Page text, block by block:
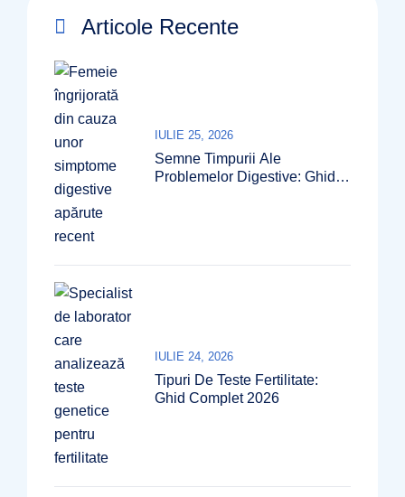
Articole Recente
Semne Timpurii Ale
Problemelor Digestive: Ghid
IULIE 25, 2026
Tipuri De Teste Fertilitate:
Ghid Complet 2026
IULIE 24, 2026